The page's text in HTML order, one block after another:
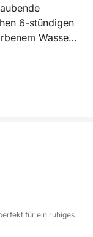
6-stündigen
Wasser,
historischer
den
die
die
Pinien
Wasser,
Sie auf
für ein ruhiges